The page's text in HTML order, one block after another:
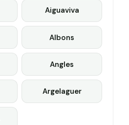
Aiguaviva
Albons
Angles
Argelaguer